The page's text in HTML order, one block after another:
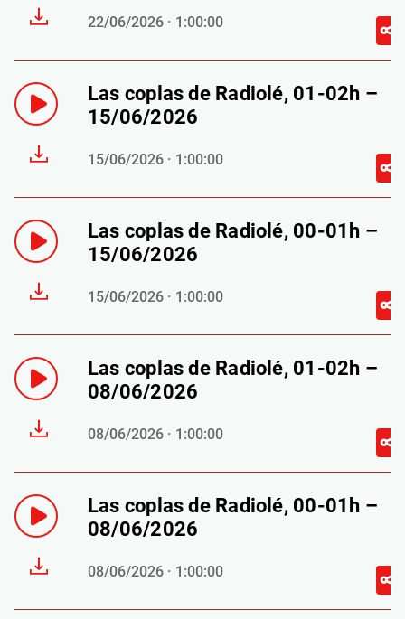
22/06/2026 · 1:00:00
Las coplas de Radiolé, 01-02h –
15/06/2026
15/06/2026 · 1:00:00
Las coplas de Radiolé, 00-01h –
15/06/2026
15/06/2026 · 1:00:00
Las coplas de Radiolé, 01-02h –
08/06/2026
08/06/2026 · 1:00:00
Las coplas de Radiolé, 00-01h –
08/06/2026
08/06/2026 · 1:00:00